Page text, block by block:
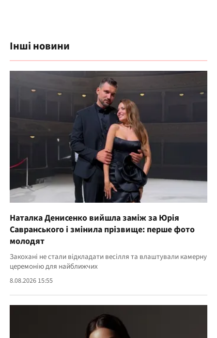
Інші новини
Наталка Денисенко вийшла заміж за Юрія
Савранського і змінила прізвище: перше фото
молодят
Закохані не стали відкладати весілля та влаштували камерну
церемонію для найближчих
8.08.2026 15:55